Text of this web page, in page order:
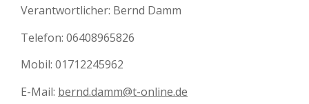
Verantwortlicher: Bernd Damm
Telefon: 06408965826
Mobil: 01712245962
E-Mail: bernd.damm@t-online.de